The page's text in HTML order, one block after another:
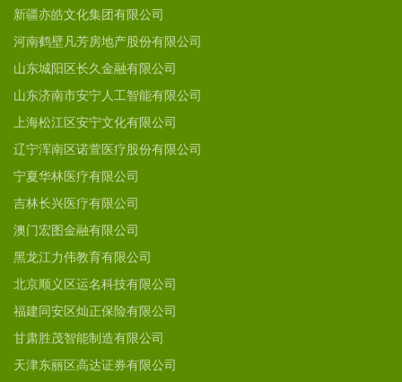
新疆亦皓文化集团有限公司
河南鹤壁凡芳房地产股份有限公司
山东城阳区长久金融有限公司
山东济南市安宁人工智能有限公司
上海松江区安宁文化有限公司
辽宁浑南区诺萱医疗股份有限公司
宁夏华林医疗有限公司
吉林长兴医疗有限公司
澳门宏图金融有限公司
黑龙江力伟教育有限公司
北京顺义区运名科技有限公司
福建同安区灿正保险有限公司
甘肃胜茂智能制造有限公司
天津东丽区高达证券有限公司